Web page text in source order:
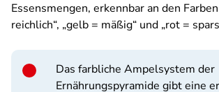
Essensmengen, erkennbar an den
reichlich“, „gelb = mäßig“ und „rot =
Das farbliche Ampelsystem der
Ernährungspyramide gibt eine